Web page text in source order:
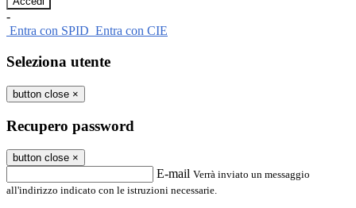
-
Entra con SPID Entra con CIE
Seleziona utente
button close ×
Recupero password
button close ×
E-mail Verrà inviato un messaggio
all'indirizzo indicato con le istruzioni necessarie.